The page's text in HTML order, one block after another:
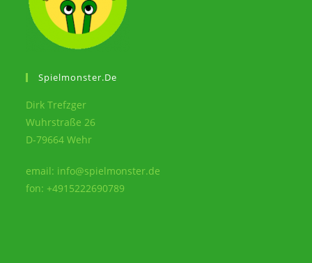
Spielmonster.de
Dirk Trefzger
Wuhrstraße 26
D-79664 Wehr
email: info@spielmonster.de
fon: +4915222690789